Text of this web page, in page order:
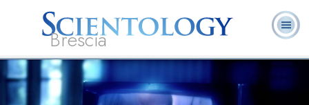
Brescia
L. Ron Hubbard:
Fondatore
Che cos’è
Ministri
Domande